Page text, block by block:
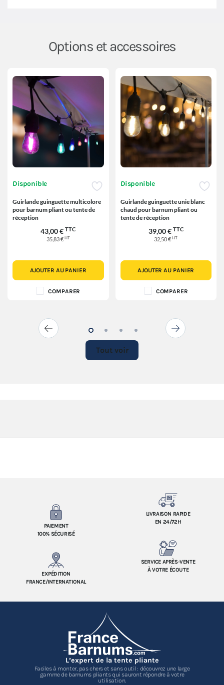
Options et accessoires
Disponible
Guirlande guinguette multicolore
pour barnum pliant ou tente de
réception
43,00 € TTC
35,83 € HT
AJOUTER AU PANIER
COMPARER
Disponible
Guirlande guinguette unie blanc
chaud pour barnum pliant ou
tente de réception
39,00 € TTC
32,50 €HT
AJOUTER AU PANIER
COMPARER
Tout voir
PAIEMENT
100% SÉCURISÉ
LIVRAISON RAPIDE
EN 24/72H
EXPÉDITION
FRANCE/INTERNATIONAL
SERVICE APRÈS-VENTE
À VOTRE ÉCOUTE
L’expert de la tente pliante
Faciles à monter, pas chers et sans outil : découvrez une large
gamme de barnums pliants qui sauront répondre à votre
utilisation.